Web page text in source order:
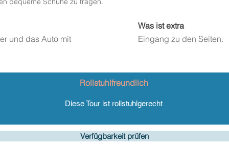
und das Auto mit
Was ist extra
Eingang zu den Seiten.
Rollstuhlfreundlich
Diese Tour ist rollstuhlgerecht
Verfügbarkeit prüfen